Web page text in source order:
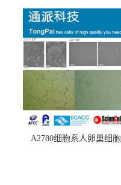
(A549细胞)
A2780细胞系人卵巢细胞